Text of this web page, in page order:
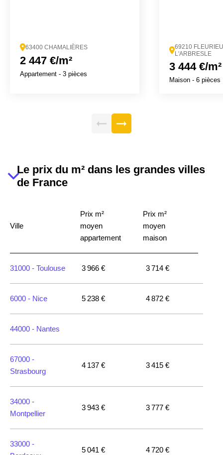
63400 CHAMALIÈRES
2 447 €/m²
Appartement - 3 pièces
69210
L'ARBRESLE
3 444 €/m²
Maison - 6 pièces
Le prix du m² dans les grandes villes
de France
Ville
Prix m²
moyen
appartement
Prix m²
moyen
maison
31000 - Toulouse 3 966 € 3 714 €
6000 - Nice 5 238 € 4 872 €
44000 - Nantes
67000 -
Strasbourg
4 137 € 3 415 €
34000 -
Montpellier
3 943 € 3 777 €
33000 -
5 041 € 4 720 €